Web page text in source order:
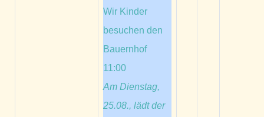
Wir Kinder
besuchen den
Bauernhof
11:00
Am Dienstag,
25.08., lädt der